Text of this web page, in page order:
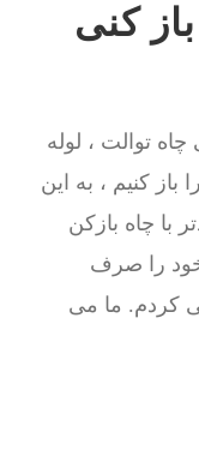
چاه باز کنی
توالت ، لوله
کنیم ، به این
با چاه بازکن
را صرف
کردم. ما می